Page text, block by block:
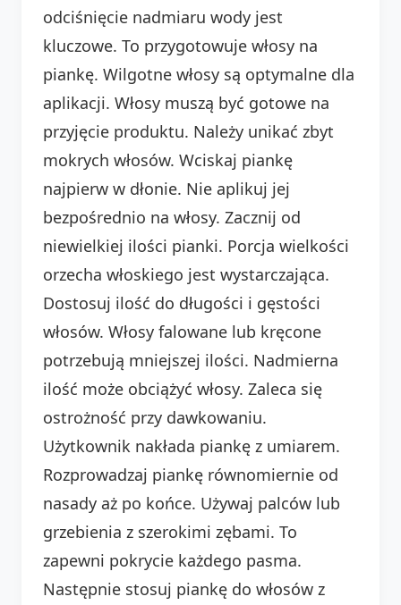
odciśnięcie nadmiaru wody jest
kluczowe. To przygotowuje włosy na
piankę. Wilgotne włosy są optymalne dla
aplikacji. Włosy muszą być gotowe na
przyjęcie produktu. Należy unikać zbyt
mokrych włosów. Wciskaj piankę
najpierw w dłonie. Nie aplikuj jej
bezpośrednio na włosy. Zacznij od
niewielkiej ilości pianki. Porcja wielkości
orzecha włoskiego jest wystarczająca.
Dostosuj ilość do długości i gęstości
włosów. Włosy falowane lub kręcone
potrzebują mniejszej ilości. Nadmierna
ilość może obciążyć włosy. Zaleca się
ostrożność przy dawkowaniu.
Użytkownik nakłada piankę z umiarem.
Rozprowadzaj piankę równomiernie od
nasady aż po końce. Używaj palców lub
grzebienia z szerokimi zębami. To
zapewni pokrycie każdego pasma.
Następnie stosuj piankę do włosów z